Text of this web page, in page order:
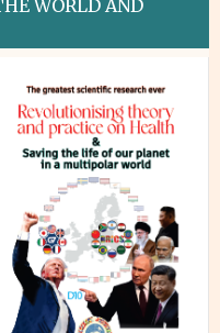
WORLD AND